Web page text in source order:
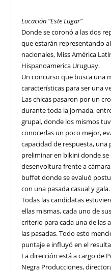
Locación “Este Lugar”
Donde se coronó a las dos
que estarán representando
nacionales, Miss América
Hispanoamerica Uruguay.
Un concurso que busca una
características para ser una
Las chicas pasaron por un
durante toda la jornada,
grupal, donde los mismos
conocerlas un poco mejor,
capacidad de respuesta,
preliminar en bikini donde
desenvoltura frente a
buffet donde se evaluó
con una pasada casual y gala.
Todas las candidatas
ellas mismas, cada uno de
criterio para cada una de las
las pasadas. Todo esto
puntaje e influyó en el
La dirección está a cargo de
Negra Producciones,